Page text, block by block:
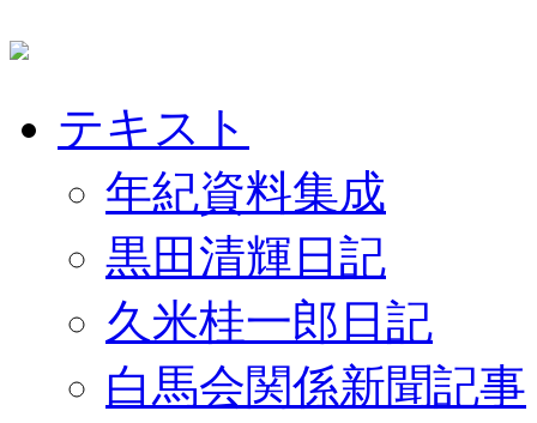
テキスト
年紀資料集成
黒田清輝日記
久米桂一郎日記
白馬会関係新聞記事